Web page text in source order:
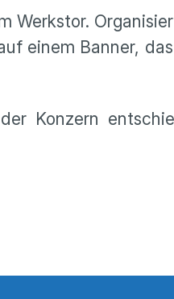
Werkstor.
einem Banner,
Konzern